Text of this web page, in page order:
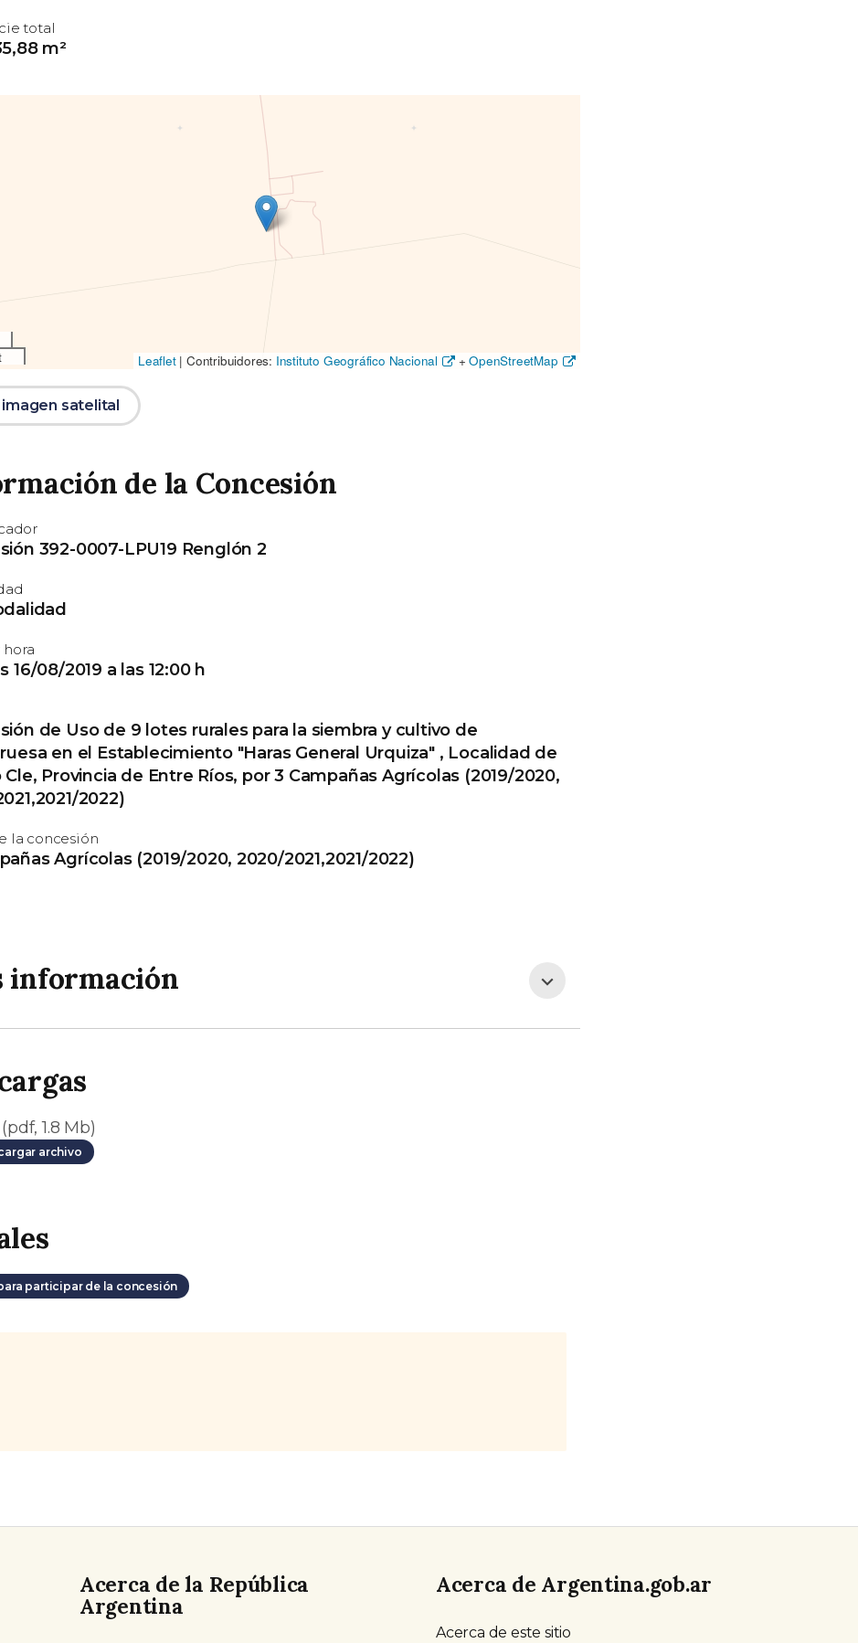
total
m²
Leaflet | Contribuidores: Instituto Geográfico Nacional +OpenStreetMap
satelital
de la Concesión
392-0007-LPU19 Renglón 2
hora
16/08/2019 a las 12:00 h
de Uso de 9 lotes rurales para la siembra y cultivo de
en el Establecimiento "Haras General Urquiza" , Localidad de
Cle, Provincia de Entre Ríos, por 3 Campañas Agrícolas (2019/2020,
2022)
la concesión
Agrícolas (2019/2020, 2020/2021,2021/2022)
información
1.8 Mb)
archivo
participar de la concesión
Acerca de la República
Argentina
Acerca de Argentina.gob.ar
Acerca de este sitio